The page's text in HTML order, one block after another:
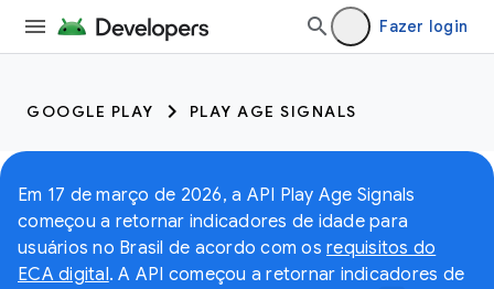
Fazer login
GOOGLE PLAY PLAY AGE SIGNALS
Em 17 de março de 2026, a API Play Age Signals
começou a retornar indicadores de idade para
usuários no Brasil de acordo com os requisitos do
ECA digital. A API começou a retornar indicadores de